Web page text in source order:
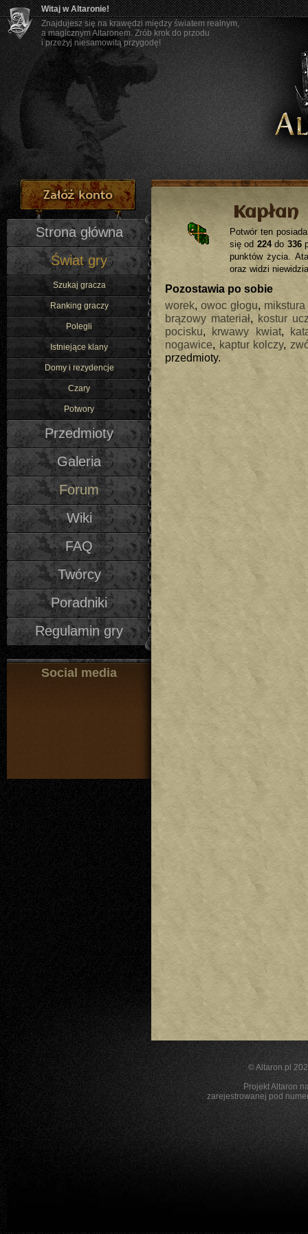
Witaj w Altaronie!
Znajdujesz się na krawędzi między światem realnym,
a magicznym Altaronem. Zrób krok do przodu
i przeżyj niesamowitą przygodę!
Strona główna
Świat gry
Szukaj gracza
Ranking graczy
Polegli
Istniejące klany
Domy i rezydencje
Czary
Potwory
Przedmioty
Galeria
Forum
Wiki
FAQ
Twórcy
Poradniki
Regulamin gry
Social media
Kapłan
Potwór ten
się od 224do 336
punktów życia.
oraz widzi
Pozostawia po sobie
worek, owoc głogu,
brązowy materiał, kostur
pocisku, krwawy kwiat,
nogawice, kaptur kolczy,
przedmioty.
©Altaron.pl
Projekt Altaron
zarejestrowanej pod